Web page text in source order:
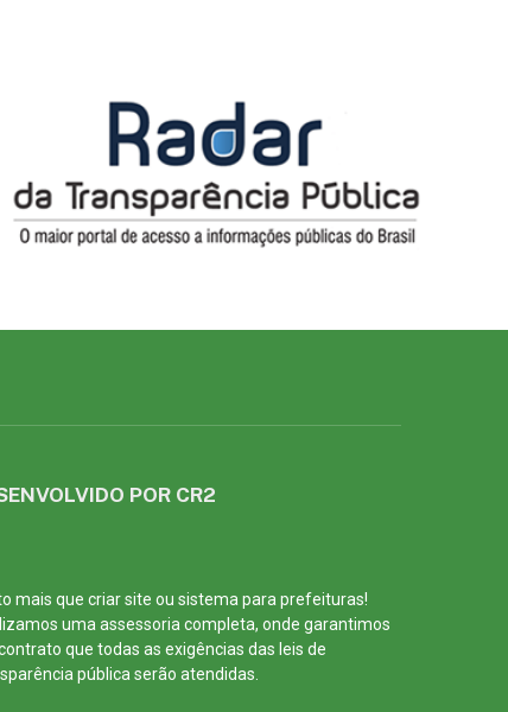
POR CR2
mais que criar site ou sistema para prefeituras!
uma assessoria completa, onde garantimos
que todas as exigências das leis de
pública serão atendidas.